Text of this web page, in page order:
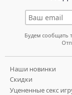
Будем сообщать
Наши новинки
Скидки
Уцененные секс